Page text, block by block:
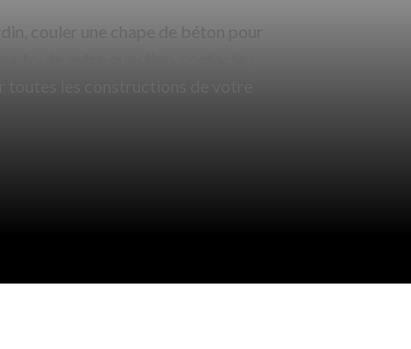
couler une chape de béton pour